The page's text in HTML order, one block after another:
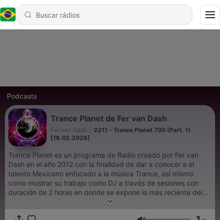
Podcasts
Trance Planet de Fer van Dash
Fer van Dash
2211 - Trance Planet 700 (Part. 1)
[16.02.2026]
Trance Planet es un programa de Radio creado por Fer van
Dash en el año 2012 con la finalidad de dar a conocer a el
talento Mexicano enfocado a la música Trance, así mismo
como mostrar su trabajo como DJ a través de sesiones con
duración de 2 horas en donde se expone lo más reciente del
genero con las producciones de grandes exponentes